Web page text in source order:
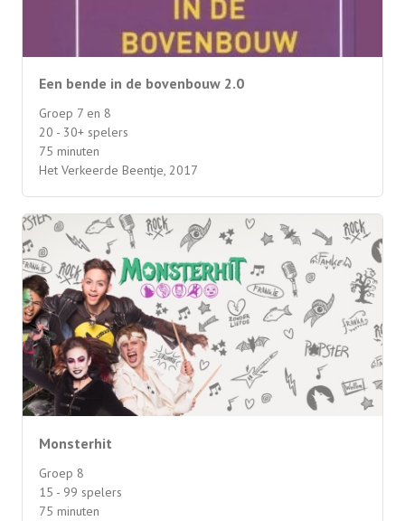
Een bende in de bovenbouw 2.0
Groep 7 en 8
20 - 30+ spelers
75 minuten
Het Verkeerde Beentje, 2017
Monsterhit
Groep 8
15 - 99 spelers
75 minuten